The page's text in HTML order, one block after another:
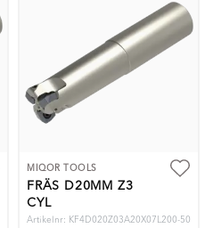
MIQOR TOOLS
FRÄS D20MM Z3
CYL
Artikelnr: KF4D020Z03A20X07L200-50